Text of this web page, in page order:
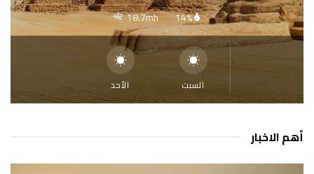
14%
18.7mh
السبت الأحد
أهم الاخبار